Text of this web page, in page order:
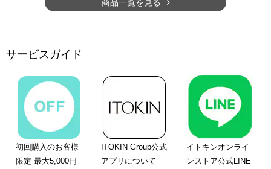
商品一覧を見る
サービスガイド
初回購入のお客様
限定 最大5,000円
ITOKIN Group公式
アプリについて
イトキンオンライ
ンストア公式LINE